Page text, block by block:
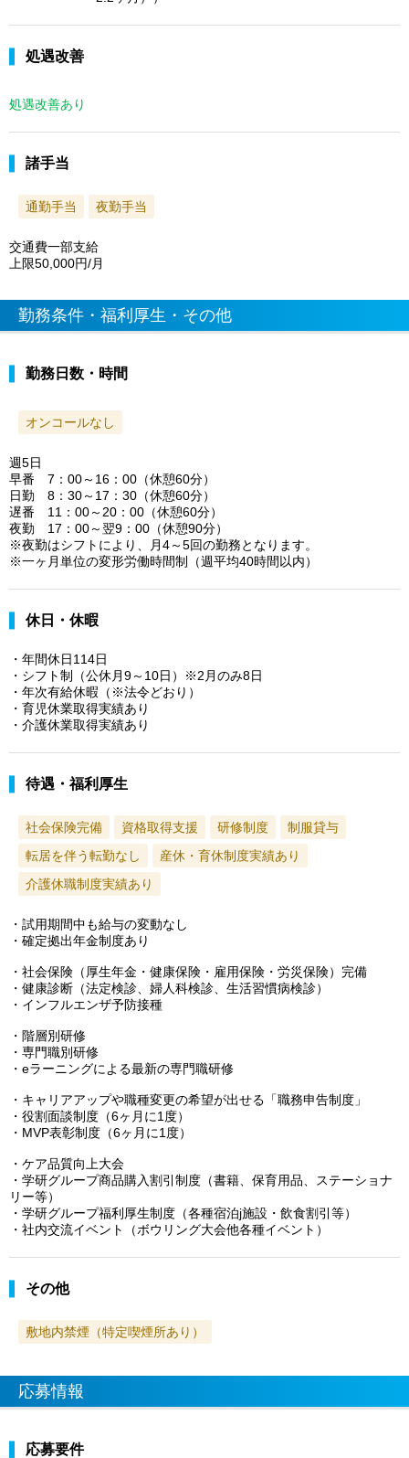
処遇改善
処遇改善あり
諸手当
通勤手当 夜勤手当
交通費一部支給
上限50,000円/月
勤務条件・福利厚生・その他
勤務日数・時間
オンコールなし
週5日
早番 7：00～16：00（休憩60分）
日勤 8：30～17：30（休憩60分）
遅番 11：00～20：00（休憩60分）
夜勤 17：00～翌9：00（休憩90分）
※夜勤はシフトにより、月4～5回の勤務となります。
※一ヶ月単位の変形労働時間制（週平均40時間以内）
休日・休暇
・年間休日114日
・シフト制（公休月9～10日）※2月のみ8日
・年次有給休暇（※法令どおり）
・育児休業取得実績あり
・介護休業取得実績あり
待遇・福利厚生
社会保険完備 資格取得支援 研修制度
制服貸与
転居を伴う転勤なし
産休・育休制度実績あり
介護休職制度実績あり
・試用期間中も給与の変動なし
・確定拠出年金制度あり
・社会保険（厚生年金・健康保険・雇用保険・労災保険）完備
・健康診断（法定検診、婦人科検診、生活習慣病検診）
・インフルエンザ予防接種
・階層別研修
・専門職別研修
・eラーニングによる最新の専門職研修
・キャリアアップや職種変更の希望が出せる「職務申告制度」
・役割面談制度（6ヶ月に1度）
・MVP表彰制度（6ヶ月に1度）
・ケア品質向上大会
・学研グループ商品購入割引制度（書籍、保育用品、ステーショナ
リー等）
・学研グループ福利厚生制度（各種宿泊j施設・飲食割引等）
・社内交流イベント（ボウリング大会他各種イベント）
その他
敷地内禁煙（特定喫煙所あり）
応募情報
応募要件